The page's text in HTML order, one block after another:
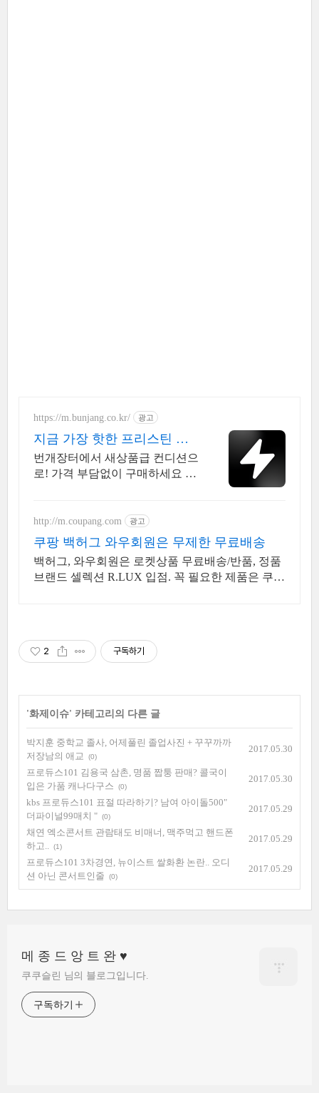
https://m.bunjang.co.kr/ 광고
지금 가장 핫한 프리스틴 국
내 최대 브랜드 중고거래
번개장터에서 새상품급 컨디션으
로! 가격 부담없이 구매하세요 전
상품 업로드
http://m.coupang.com 광고
쿠팡 백허그 와우회원은 무제한 무료배송
백허그, 와우회원은 로켓상품 무료배송/반품, 정품
브랜드 셀렉션 R.LUX 입점. 꼭 필요한 제품은 쿠팡
2 구독하기
'화제이슈' 카테고리의 다른 글
박지훈 중학교 졸사, 어제풀린 졸업사진 + 꾸꾸까까
저장남의 애교
(0)
2017.05.30
프로듀스101 김용국 삼촌, 명품 짭퉁 판매? 콜국이
입은 가품 캐나다구스
(0)
2017.05.30
kbs 프로듀스101 표절 따라하기? 남여 아이돌500"
더파이널99매치 " (0)
2017.05.29
채연 엑소콘서트 관람태도 비매너, 맥주먹고 핸드폰
하고..
(1)
2017.05.29
프로듀스101 3차경연, 뉴이스트 쌀화환 논란.. 오디
션 아닌 콘서트인줄
(0)
2017.05.29
메 종 드 앙 트 완 ♥
쿠쿠슬린 님의 블로그입니다.
구독하기